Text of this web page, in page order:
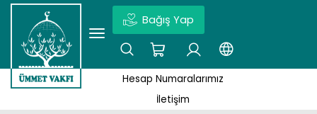
Ör: Kudüs, Vakıf Projesi, Haberler | Enter tuşuna basmayı unutmayın.
Bağış Yap
Hesap Numaralarımız
İletişim
YÖNETIM KURULU
HAKKIMIZDA
KUDÜS'ÜN TARIHI
KUDÜS'TE HAYAT
EĞITIM PROJELERI
SOSYAL PROJELER